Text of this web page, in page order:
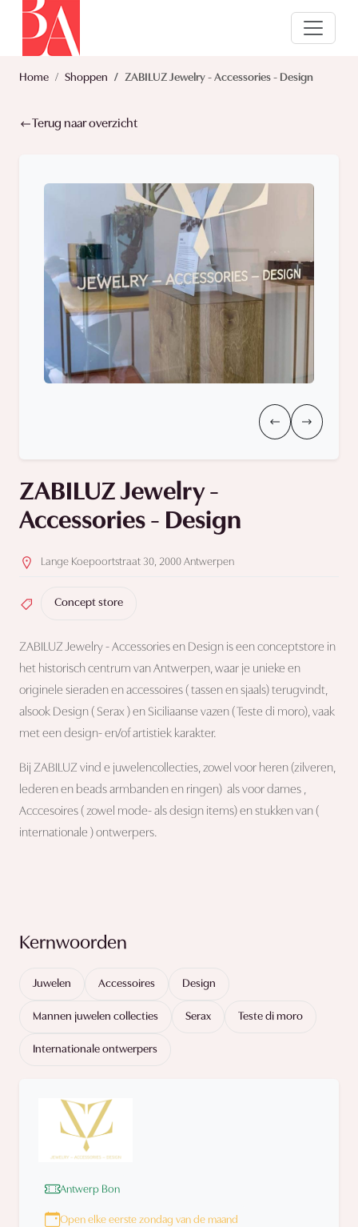
Home Shoppen ZABILUZ Jewelry - Accessories - Design
Terug naar overzicht
ZABILUZ Jewelry -
Accessories - Design
Lange Koepoortstraat 30, 2000 Antwerpen
Concept store
ZABILUZ Jewelry - Accessories en Design is een conceptstore in
het historisch centrum van Antwerpen, waar je unieke en
originele sieraden en accessoires ( tassen en sjaals) terugvindt,
alsook Design ( Serax ) en Siciliaanse vazen ( Teste di moro), vaak
met een design- en/of artistiek karakter.
Bij ZABILUZ vind e juwelencollecties, zowel voor heren (zilveren,
lederen en beads armbanden en ringen) als voor dames ,
Acccesoires ( zowel mode- als design items) en stukken van (
internationale ) ontwerpers.
Kernwoorden
Juwelen Accessoires Design
Mannen juwelen collecties Serax Teste di moro
Internationale ontwerpers
Antwerp Bon
Open elke eerste zondag van de maand